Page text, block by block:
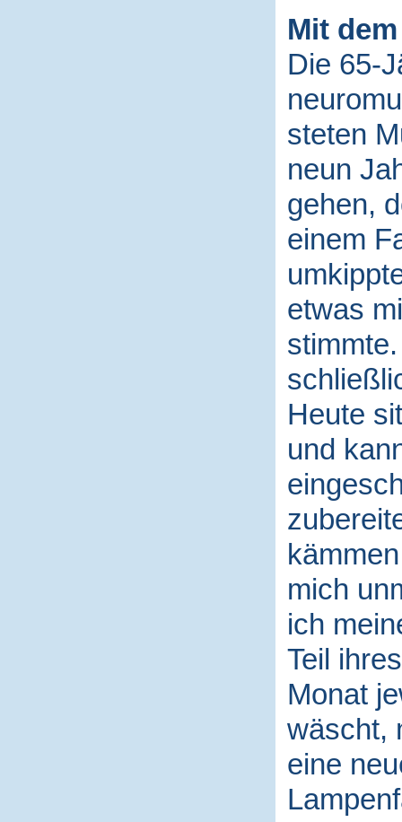
Mit
Die 65-
steten
neun
gehen,
einem
etwas
Heute
und
mich
ich
Teil
Monat
wäscht,
eine